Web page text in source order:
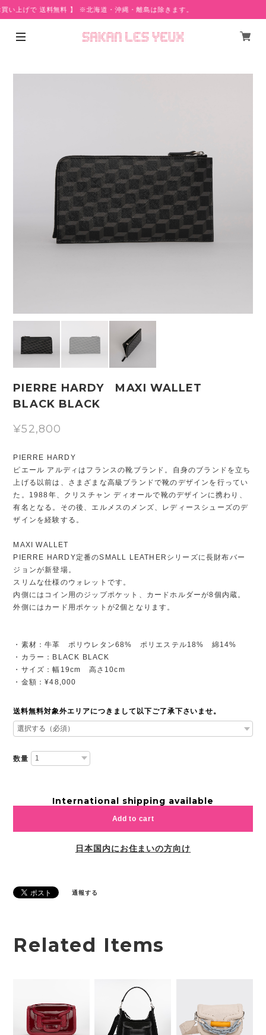
げで 送料無料 】 ※北海道・沖縄・離島は除きます。
PIERRE HARDY MAXI WALLET
BLACK BLACK
¥52,800
PIERRE HARDY
ピエール アルディはフランスの靴ブランド。自身のブランドを立ち
上げる以前は、さまざまな高級ブランドで靴のデザインを行ってい
た。1988年、クリスチャン ディオールで靴のデザインに携わり、
有名となる。その後、エルメスのメンズ、レディースシューズのデ
ザインを経験する。
MAXI WALLET
PIERRE HARDY定番のSMALL LEATHERシリーズに長財布バー
ジョンが新登場。
スリムな仕様のウォレットです。
内側にはコイン用のジップポケット、カードホルダーが8個内蔵。
外側にはカード用ポケットが2個となります。
・素材：牛革 ポリウレタン68% ポリエステル18% 綿14%
・カラー：BLACK BLACK
・サイズ：幅19cm 高さ10cm
・金額：¥48,000
送料無料対象外エリアにつきまして以下ご了承下さいませ。
数量
International shipping available
Add to cart
日本国内にお住まいの方向け
通報する
Related Items